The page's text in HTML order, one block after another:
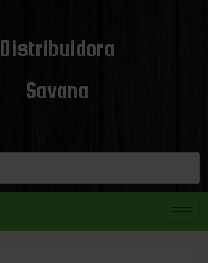
Distribuidora
Savana